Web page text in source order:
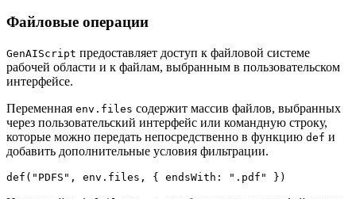
Файловые операции
GenAIScript предоставляет доступ к файловой системе
рабочей области и к файлам, выбранным в пользовательском
интерфейсе.
Переменная env.files содержит массив файлов, выбранных
через пользовательский интерфейс или командную строку,
которые можно передать непосредственно в функцию def и
добавить дополнительные условия фильтрации.
def("PDFS", env.files, { endsWith: ".pdf" })